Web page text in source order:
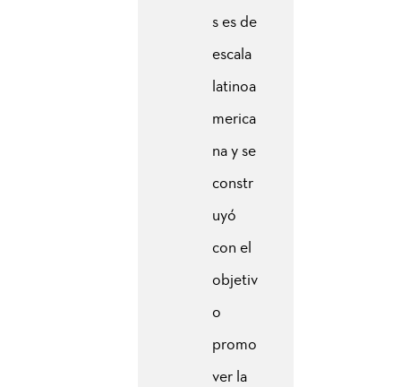
s es de
escala
latinoa
merica
na y se
constr
uyó
con el
objetiv
o
promo
ver la